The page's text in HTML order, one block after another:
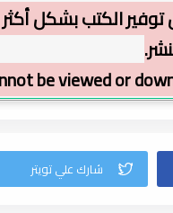
الكتب بشكل أكثر